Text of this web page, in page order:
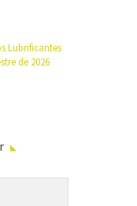
Lubrificantes
de 2026